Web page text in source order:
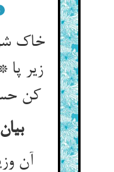
خاک
زیر
کن
آن